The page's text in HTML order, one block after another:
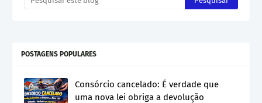
POSTAGENS POPULARES
Consórcio cancelado: É verdade que
uma nova lei obriga a devolução